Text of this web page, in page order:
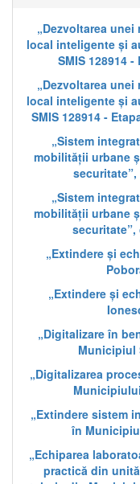
„Dezvoltarea
local inteligente și
SMIS 128914 -
„Dezvoltarea
local inteligente și
SMIS 128914 -
„Sistem
mobilității urbane
securitate”,
„Sistem
mobilității urbane
securitate”,
„Extindere și
„Extindere și
„Digitalizare în
Municipiul
„Digitalizarea
„Extindere sistem
în
„Echiparea
practică din